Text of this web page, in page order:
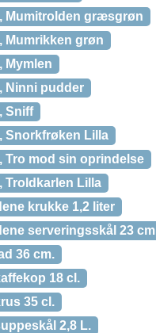
Mumitrolden græsgrøn
Mumrikken grøn
Mymlen
Ninni pudder
Sniff
Snorkfrøken Lilla
Tro mod sin oprindelse
Troldkarlen Lilla
krukke 1,2 liter
serveringsskål 23 cm
36 cm.
18 cl.
35 cl.
2,8 L.